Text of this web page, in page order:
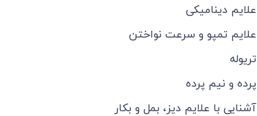
علایم دینامیکی
علایم تمپو و سرعت نواختن
تریوله
پرده و نیم پرده
آشنایی با علایم دیز، بمل و بکار